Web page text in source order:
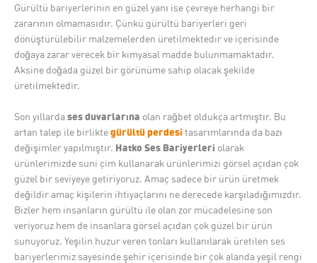
Gürültü bariyerlerinin en güzel yanı ise çevreye herhangi bir
zararının olmamasıdır. Çünkü gürültü bariyerleri geri
dönüştürülebilir malzemelerden üretilmektedir ve içerisinde
doğaya zarar verecek bir kimyasal madde bulunmamaktadır.
Aksine doğada güzel bir görünüme sahip olacak şekilde
üretilmektedir.
Son yıllarda ses duvarlarına olan rağbet oldukça artmıştır. Bu
artan talep ile birliktegürültü perdesitasarımlarında da bazı
değişimler yapılmıştır. Hatko Ses Bariyerleri olarak
ürünlerimizde suni çim kullanarak ürünlerimizi görsel açıdan çok
güzel bir seviyeye getiriyoruz. Amaç sadece bir ürün üretmek
değildir amaç kişilerin ihtiyaçlarını ne derecede karşıladığımızdır.
Bizler hem insanların gürültü ile olan zor mücadelesine son
veriyoruz hem de insanlara görsel açıdan çok güzel bir ürün
sunuyoruz. Yeşilin huzur veren tonları kullanılarak üretilen ses
bariyerlerimiz sayesinde şehir içerisinde bir çok alanda yeşil rengi